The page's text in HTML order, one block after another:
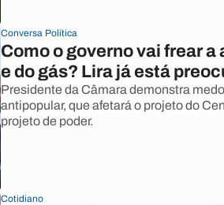
Conversa Política
Como o governo vai frear
e do gás? Lira já está
Presidente da Câmara demonstra
antipopular, que afetará o projeto do
projeto de poder.
Cotidiano